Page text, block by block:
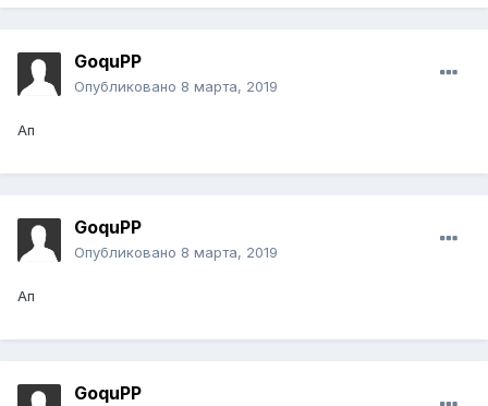
GoquPP
Опубликовано 8 марта, 2019
Ап
GoquPP
Опубликовано 8 марта, 2019
Ап
GoquPP